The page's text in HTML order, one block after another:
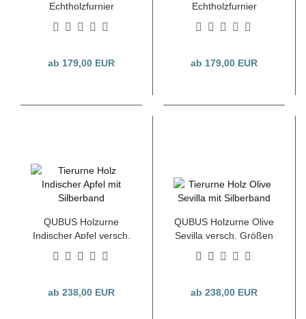
Echtholzfurnier
Nussbaum +
Größen
ab 179,00 EUR
Echtholzfurnier
versch. Größen
ab 179,00 EUR
QUBUS Holzurne
Indischer Apfel versch.
ab 238,00 EUR
QUBUS Holzurne Olive
Sevilla versch. Größen
ab 238,00 EUR